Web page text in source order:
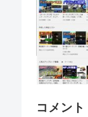
コメント